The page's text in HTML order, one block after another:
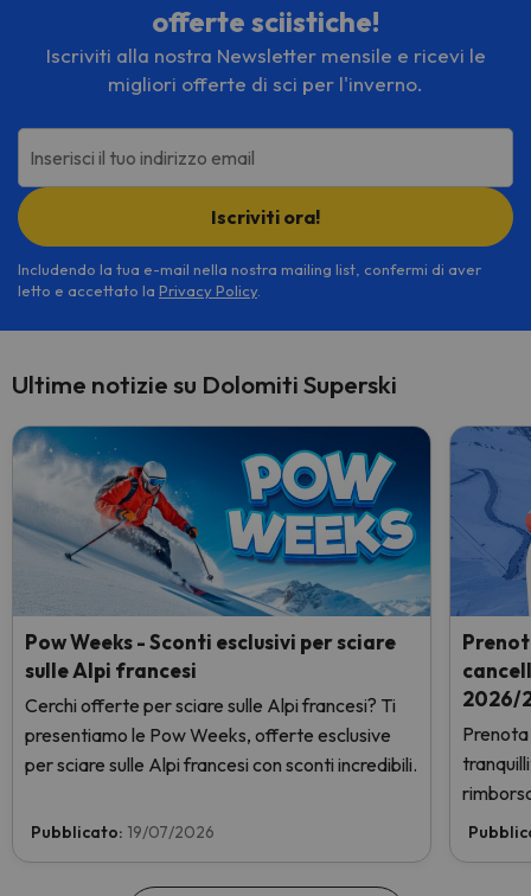
offerte sciistiche!
Iscriviti alla nostra Newsletter mensile e ricevi le
migliori offerte di sci per l'inverno.
Inserisci il tuo indirizzo email
Iscriviti ora!
Includendo la tua e-mail nella nostra mailing list, confermi di aver
letto e accettato la Privacy Policy.
Ultime notizie su Dolomiti Superski
Pow Weeks - Sconti esclusivi per sciare
sulle Alpi francesi
Cerchi offerte per sciare sulle Alpi francesi? Ti
presentiamo le Pow Weeks, offerte esclusive
per sciare sulle Alpi francesi con sconti incredibili.
Pubblicato: 19/07/2026
2026/